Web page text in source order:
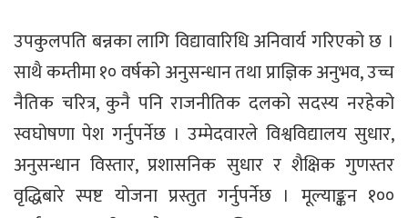
उपकुलपति बन्नका लागि विद्यावारिधि अनिवार्य गरिएको छ ।
साथै कम्तीमा १० वर्षको अनुसन्धान तथा प्राज्ञिक अनुभव, उच्च
नैतिक चरित्र, कुनै पनि राजनीतिक दलको सदस्य नरहेको
स्वघोषणा पेश गर्नुपर्नेछ । उम्मेदवारले विश्वविद्यालय सुधार,
अनुसन्धान विस्तार, प्रशासनिक सुधार र शैक्षिक गुणस्तर
वृद्धिबारे स्पष्ट योजना प्रस्तुत गर्नुपर्नेछ । मूल्याङ्कन १००